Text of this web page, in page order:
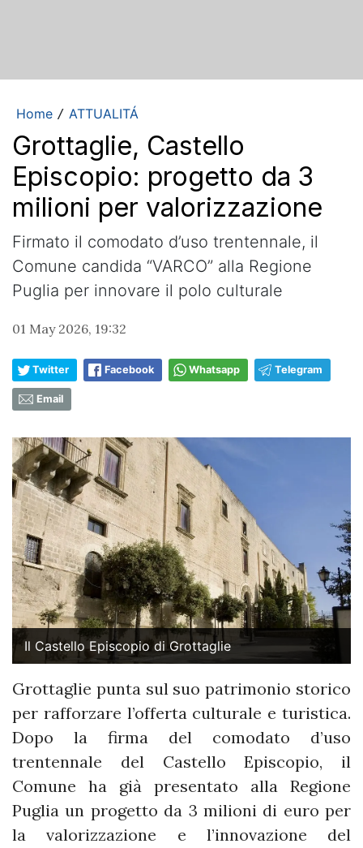
Home / ATTUALITÁ
Grottaglie, Castello
Episcopio: progetto da 3
milioni per valorizzazione
Firmato il comodato d’uso trentennale, il
Comune candida “VARCO” alla Regione
Puglia per innovare il polo culturale
01 May 2026, 19:32
Twitter Facebook Whatsapp Telegram
Email
Il Castello Episcopio di Grottaglie
Grottaglie punta sul suo patrimonio storico
per rafforzare l’offerta culturale e turistica.
Dopo la firma del comodato d’uso
trentennale del Castello Episcopio, il
Comune ha già presentato alla Regione
Puglia un progetto da 3 milioni di euro per
la valorizzazione e l’innovazione del